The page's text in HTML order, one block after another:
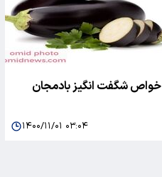
خواص شگفت انگیز بادمجان
۱۴۰۰/۱۱/۰۱ ۰۳:۰۴